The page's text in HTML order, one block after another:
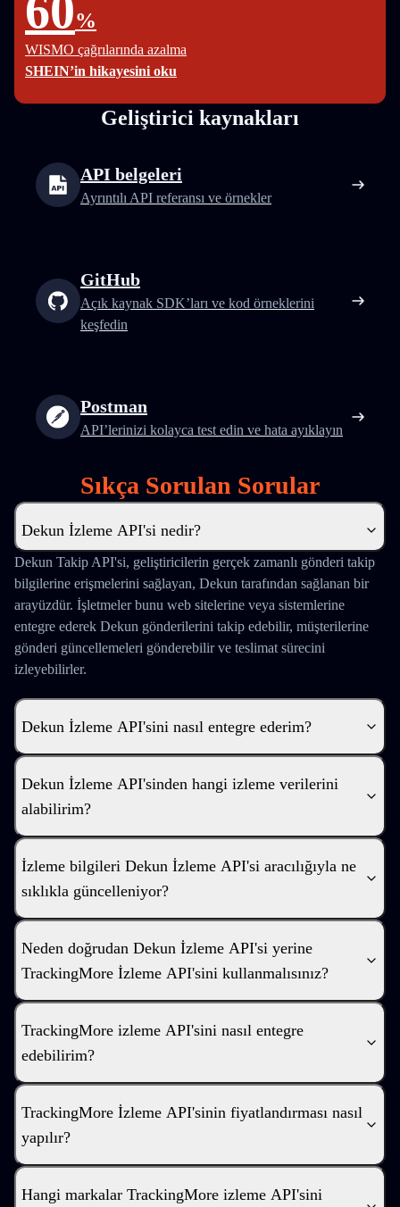
%
WISMO çağrılarında azalma
SHEIN’in hikayesini oku
Geliştirici kaynakları
API belgeleri
Ayrıntılı API referansı ve örnekler
GitHub
Açık kaynak SDK’ları ve kod örneklerini
keşfedin
Postman
API’lerinizi kolayca test edin ve hata ayıklayın
Sıkça Sorulan Sorular
Dekun İzleme API'si nedir?
Dekun Takip API'si, geliştiricilerin gerçek zamanlı gönderi takip
bilgilerine erişmelerini sağlayan, Dekun tarafından sağlanan bir
arayüzdür. İşletmeler bunu web sitelerine veya sistemlerine
entegre ederek Dekun gönderilerini takip edebilir, müşterilerine
gönderi güncellemeleri gönderebilir ve teslimat sürecini
izleyebilirler.
Dekun İzleme API'sini nasıl entegre ederim?
Dekun İzleme API'sinden hangi izleme verilerini
alabilirim?
İzleme bilgileri Dekun İzleme API'si aracılığıyla ne
sıklıkla güncelleniyor?
Neden doğrudan Dekun İzleme API'si yerine
TrackingMore İzleme API'sini kullanmalısınız?
TrackingMore izleme API'sini nasıl entegre
edebilirim?
TrackingMore İzleme API'sinin fiyatlandırması nasıl
yapılır?
Hangi markalar TrackingMore izleme API'sini